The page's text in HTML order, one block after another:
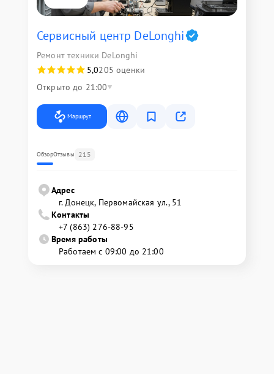
Сервисный центр DeLonghi
Ремонт техники DeLonghi
5,0205 оценки
Открыто до 21:00
Маршрут
ОбзорОтзывы 215
Адрес
г. Донецк, Первомайская ул., 51
Контакты
+7 (863) 276-88-95
Время работы
Работаем с 09:00 до 21:00